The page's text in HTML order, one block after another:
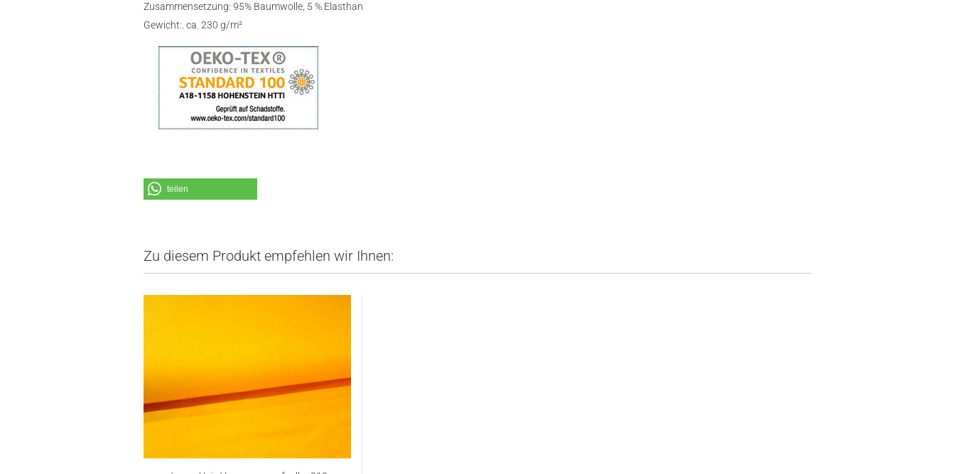
Zusammensetzung: 95% Baumwolle, 5 % Elasthan
Gewicht:. ca. 230 g/m²
teilen
Zu diesem Produkt empfehlen wir Ihnen: